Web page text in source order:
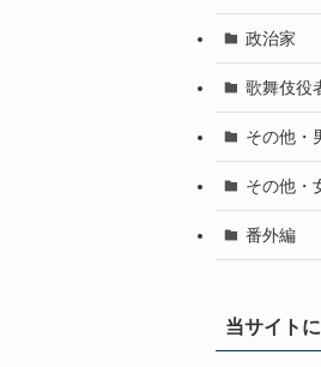
政治家
歌舞伎役
その他・
その他・
番外編
当サイト